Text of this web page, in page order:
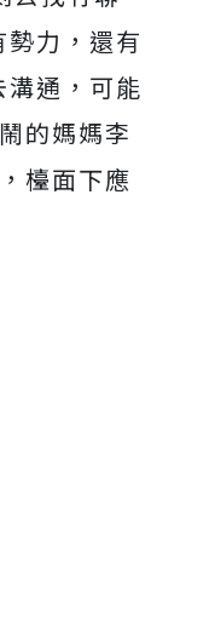
力， 還有
通，可能
的媽媽李
檯面下應